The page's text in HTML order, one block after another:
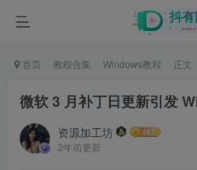
首页 教程合集 Windows教程 正文
微软 3 月补丁日更新引发
资源加工坊
2年前更新